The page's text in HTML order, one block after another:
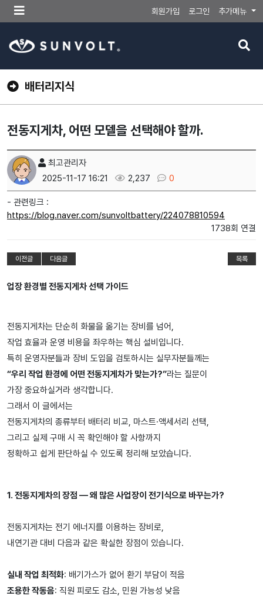
메
뉴
튼
회원가입 로그인 추가메뉴
검
버
배터리지식
전동지게차, 어떤 모델을 선택해야 할까.
최고관리자
2025-11-17 16:21
2,237 0
- 관련링크 :
https://blog.naver.com/sunvoltbattery/224078810594
1738회 연결
이전글 다음글 목록
업장 환경별 전동지게차 선택 가이드
전동지게차는 단순히 화물을 옮기는 장비를 넘어,
작업 효율과 운영 비용을 좌우하는 핵심 설비입니다.
특히 운영자분들과 장비 도입을 검토하시는 실무자분들께는
“우리 작업 환경에 어떤 전동지게차가 맞는가?”라는 질문이
가장 중요하실거라 생각합니다.
그래서 이 글에서는
전동지게차의 종류부터 배터리 비교, 마스트·액세서리 선택,
그리고 실제 구매 시 꼭 확인해야 할 사항까지
정확하고 쉽게 판단하실 수 있도록 정리해 보았습니다.
1. 전동지게차의 장점 — 왜 많은 사업장이 전기식으로 바꾸는가?
전동지게차는 전기 에너지를 이용하는 장비로,
내연기관 대비 다음과 같은 확실한 장점이 있습니다.
실내 작업 최적화: 배기가스가 없어 환기 부담이 적음
조용한 작동음: 직원 피로도 감소, 민원 가능성 낮음